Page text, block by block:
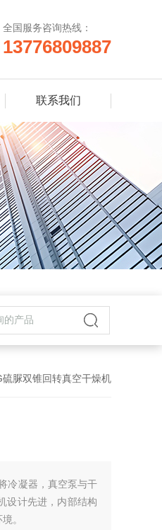
全国服务咨询热线：
13776809887
联系我们
硫脲双锥回转真空干燥机
冷凝器，真空泵与干
设计先进，内部结构
。